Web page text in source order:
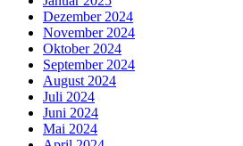
Dezember 2024
November 2024
Oktober 2024
September 2024
August 2024
Juli 2024
Juni 2024
Mai 2024